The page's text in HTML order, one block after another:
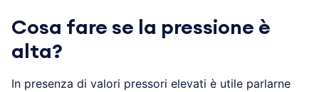
Cosa fare se la pressione è
alta?
In presenza di valori pressori elevati è utile parlarne